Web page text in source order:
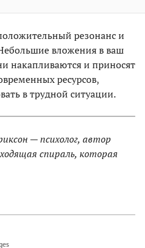
резонанс и
вложения в ваш
накапливаются и приносят
ресурсов,
в трудной ситуации.
— психолог, автор
спираль, которая